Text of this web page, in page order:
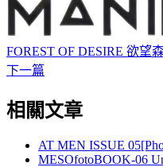
FOREST OF DESIRE 欲望
下一篇
相關文章
AT MEN ISSUE
MESOfotoBOOK-06